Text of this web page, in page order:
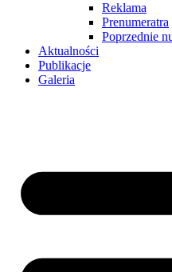
Reklama
Prenumeratra
Poprzednie
Aktualności
Publikacje
Galeria